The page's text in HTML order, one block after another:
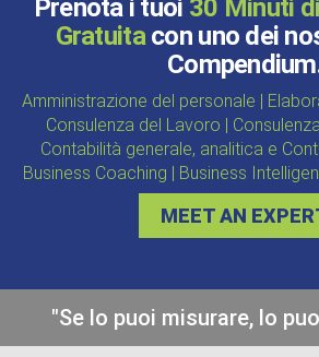
Prenota i tuoi 30 Minuti
Gratuitacon uno dei
Amministrazione del personale |
Consulenza del Lavoro |
Contabilità generale, analitica e
Business Coaching | Business
MEET AN
"Se lo puoi misurare, lo